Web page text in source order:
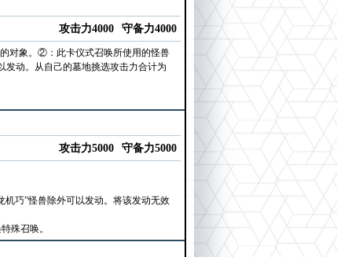
攻击力4000 守备力4000
对象。②：此卡仪式召唤所使用的怪兽
动。从自己的墓地挑选攻击力合计为
攻击力5000 守备力5000
巧”怪兽除外可以发动。将该发动无效
殊召唤。